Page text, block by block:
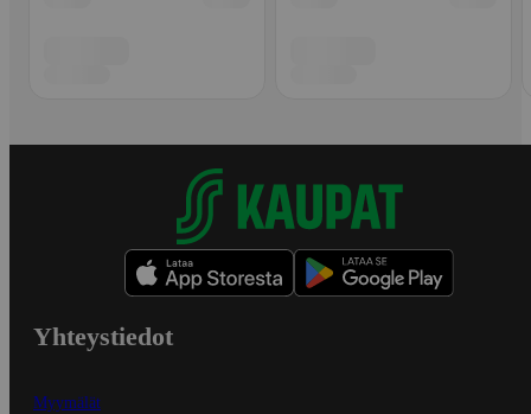
Yhteystiedot
Myymälät